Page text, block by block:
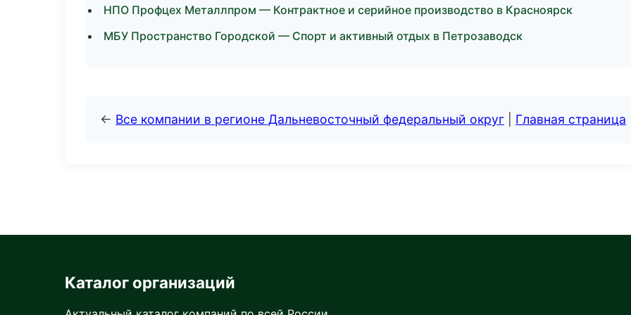
НПО Профцех Металлпром — Контрактное и серийное производство в Красноярск
МБУ Пространство Городской — Спорт и активный отдых в Петрозаводск
← Все компании в регионе Дальневосточный федеральный округ Главная страница
Каталог организаций